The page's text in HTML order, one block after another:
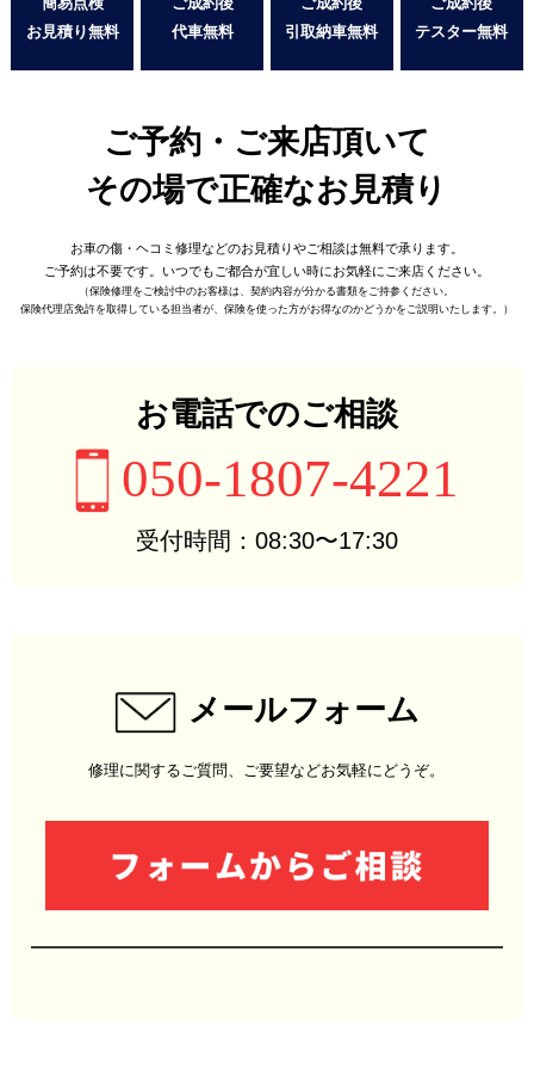
お見積り無料
代車無料
引取納車無料
テスター無料
ご予約・ご来店頂いて
その場で正確なお見積り
お車の傷・ヘコミ修理などのお見積りやご相談は無料で承ります。
ご予約は不要です。 いつでもご都合が宜しい時にお気軽にご来店ください。
（保険修理をご検討中のお客様は、契約内容が分かる書類をご持参ください。
保険代理店免許を取得している担当者が、 保険を使った方がお得なのかどうかをご説明いたします。）
お電話でのご相談
050-1807-4221
受付時間：08:30〜17:30
メールフォーム
修理に関するご質問、ご要望などお気軽にどうぞ。